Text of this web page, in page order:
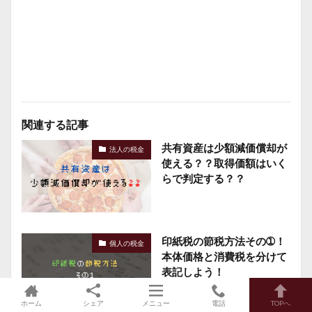
関連する記事
法人の税金
共有資産は少額減価償却が
使える？？取得価額はいく
らで判定する？？
個人の税金
印紙税の節税方法その➀！
本体価格と消費税を分けて
表記しよう！
ホーム シェア メニュー 電話 TOPへ